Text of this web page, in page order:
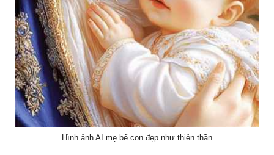
Hình ảnh AI mẹ bế con đẹp như thiên thần